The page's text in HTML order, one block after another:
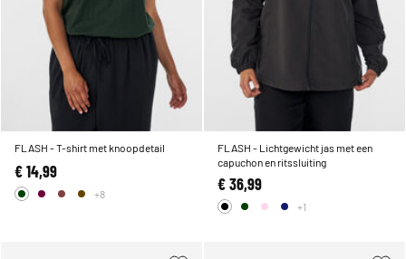
FLASH - T-shirt met knoopdetail
€ 14,99
+8
FLASH - Lichtgewicht jas met een
capuchon en ritssluiting
€ 36,99
+1